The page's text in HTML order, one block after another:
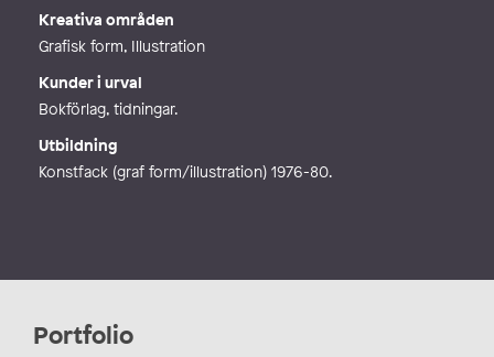
Kreativa områden
Grafisk form, Illustration
Kunder i urval
Bokförlag, tidningar.
Utbildning
Konstfack (graf form/illustration) 1976-80.
Portfolio